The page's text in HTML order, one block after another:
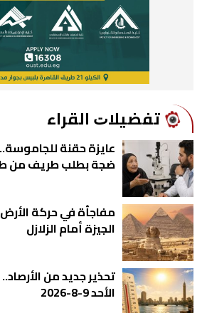
ﺗﻔﻀﻴﻼﺕ اﻟﻘﺮاء
عايزة حقنة
ضجة بطلب طريف من
مفاجأة في حركة
الجيزة أمام الزلازل
تحذير جديد من
الأحد 9-8-2026